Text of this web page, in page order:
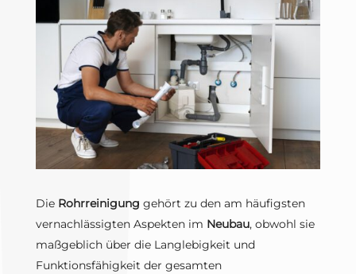
Die Rohrreinigung gehört zu den am häufigsten
vernachlässigten Aspekten im Neubau, obwohl sie
maßgeblich über die Langlebigkeit und
Funktionsfähigkeit der gesamten